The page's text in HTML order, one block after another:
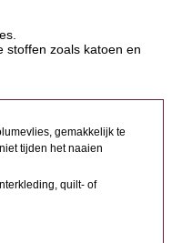
stoffen zoals katoen en
gemakkelijk te
tijden het naaien
quilt- of